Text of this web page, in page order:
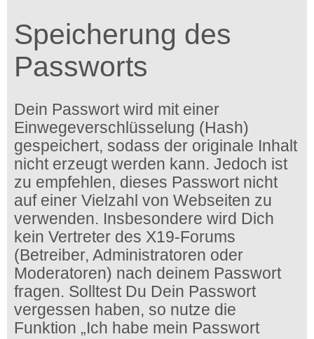
Speicherung des
Passworts
Dein Passwort wird mit einer
Einwegeverschlüsselung (Hash)
gespeichert, sodass der originale Inhalt
nicht erzeugt werden kann. Jedoch ist
zu empfehlen, dieses Passwort nicht
auf einer Vielzahl von Webseiten zu
verwenden. Insbesondere wird Dich
kein Vertreter des X19-Forums
(Betreiber, Administratoren oder
Moderatoren) nach deinem Passwort
fragen. Solltest Du Dein Passwort
vergessen haben, so nutze die
Funktion „Ich habe mein Passwort